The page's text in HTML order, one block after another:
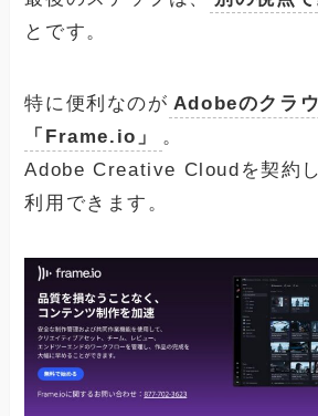
とです。
特に便利なのが Adobeのクラ
「Frame.io」
。
Adobe Creative Cloudを契約
利用できます。